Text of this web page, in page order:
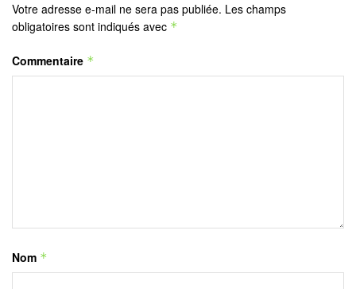
Votre adresse e-mail ne sera pas publiée. Les champs
obligatoires sont indiqués avec *
Commentaire *
Nom *